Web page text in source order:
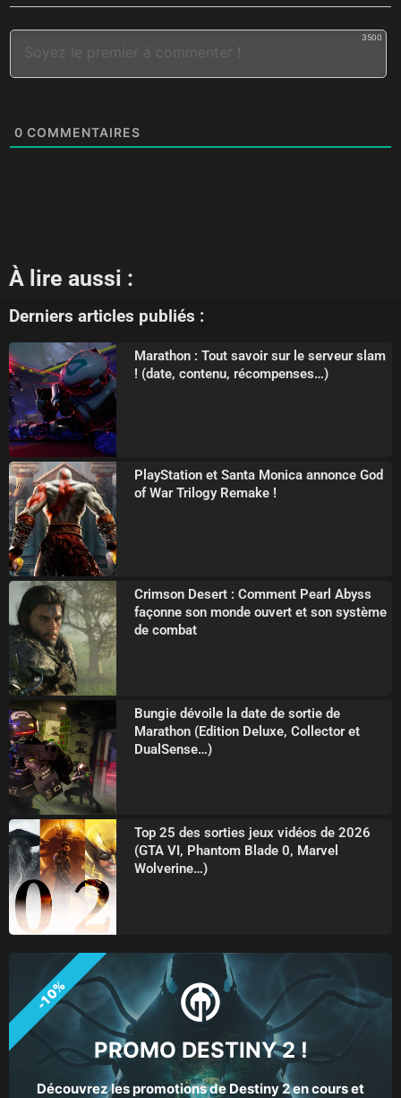
3500
0 COMMENTAIRES
À lire aussi :
Derniers articles publiés :
Marathon : Tout savoir sur le serveur slam
! (date, contenu, récompenses…)
PlayStation et Santa Monica annonce God
of War Trilogy Remake !
Crimson Desert : Comment Pearl Abyss
façonne son monde ouvert et son système
de combat
Bungie dévoile la date de sortie de
Marathon (Edition Deluxe, Collector et
DualSense…)
Top 25 des sorties jeux vidéos de 2026
(GTA VI, Phantom Blade 0, Marvel
Wolverine…)
PROMO DESTINY 2 !
Découvrez les promotions de Destiny 2 en cours et
-10%